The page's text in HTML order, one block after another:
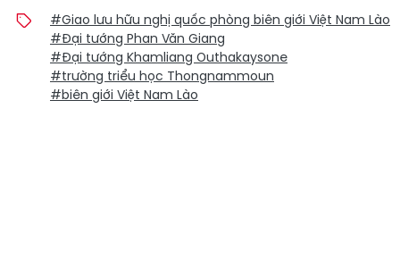
#Giao lưu hữu nghị quốc phòng biên giới Việt Nam Lào
#Đại tướng Phan Văn Giang
#Đại tướng Khamliang Outhakaysone
#trường triểu học Thongnammoun
#biên giới Việt Nam Lào